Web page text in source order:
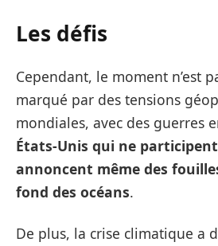
Les défis
Cependant, le moment n’est
marqué par des tensions
mondiales, avec des guerres
États-Unis qui ne
annoncent même des
fond des océans.
De plus, la crise climatique a